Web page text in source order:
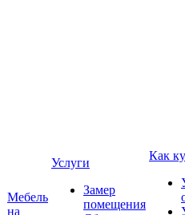
Мебель
на
Услуги
Замер
помещения
Как